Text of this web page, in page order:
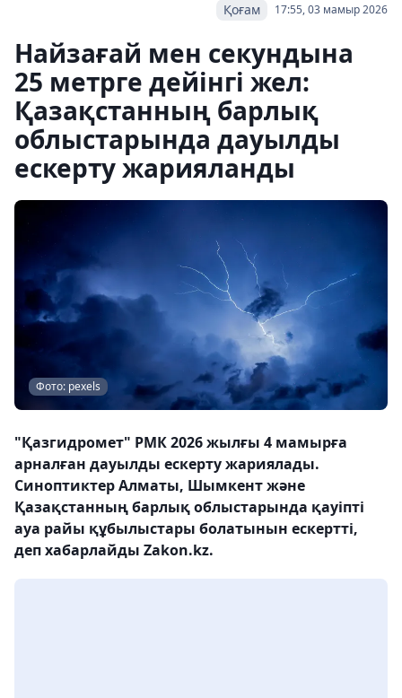
17:55, 03 мамыр 2026
Қоғам
Найзағай мен секундына
25 метрге дейінгі жел:
Қазақстанның барлық
облыстарында дауылды
ескерту жарияланды
Фото: pexels
"Қазгидромет" РМК 2026 жылғы 4 мамырға
арналған дауылды ескерту жариялады.
Синоптиктер Алматы, Шымкент және
Қазақстанның барлық облыстарында қауіпті
ауа райы құбылыстары болатынын ескертті,
деп хабарлайды Zakon.kz.